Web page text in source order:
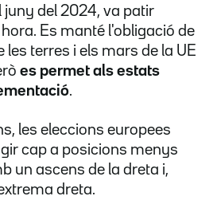
del 2024, va patir
Es manté l'obligació de
les terres i els mars de la UE
es permet als estats
.
les eleccions europees
cap a posicions menys
un ascens de la dreta i,
dreta.